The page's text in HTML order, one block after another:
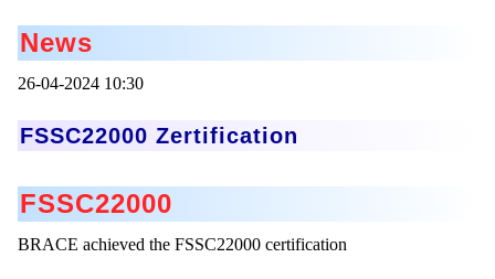
News
26-04-2024 10:30
FSSC22000 Zertification
FSSC22000
BRACE achieved the FSSC22000 certification